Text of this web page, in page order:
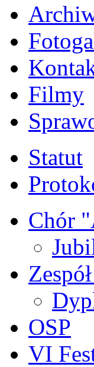
Filmy
Statut
Chór
OSP
VI